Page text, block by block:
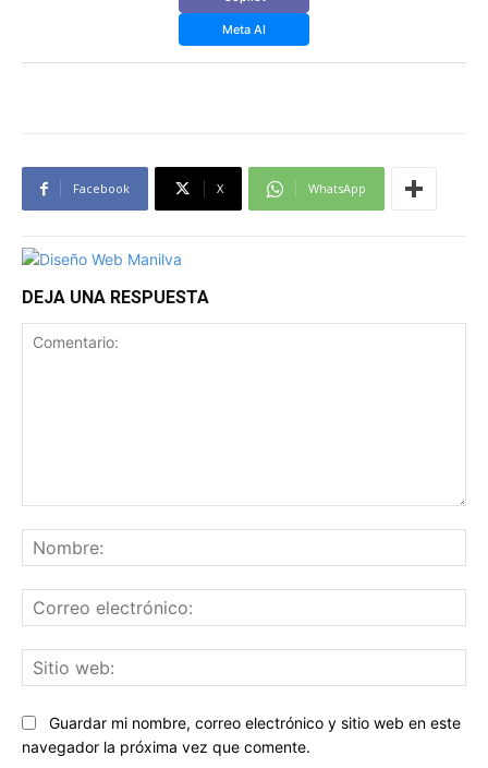
Meta AI
Facebook X WhatsApp
DEJA UNA RESPUESTA
Guardar mi nombre, correo electrónico y sitio web en este
navegador la próxima vez que comente.